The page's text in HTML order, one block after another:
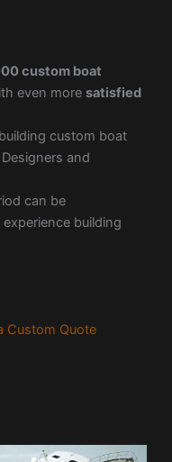
custom boat
even more satisfied
custom boat
and
can be
building
Custom Quote